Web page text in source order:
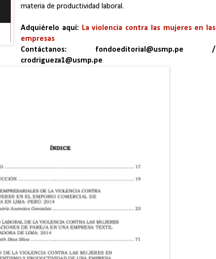
materia de productividad laboral.
Adquiérelo aquí: La violencia contra las mujeres en las
empresas
Contáctanos: fondoeditorial@usmp.pe /
crodrigueza1@usmp.pe